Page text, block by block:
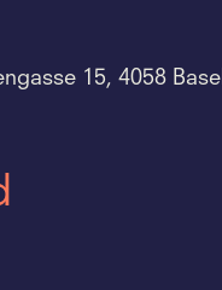
15, 4058 Basel